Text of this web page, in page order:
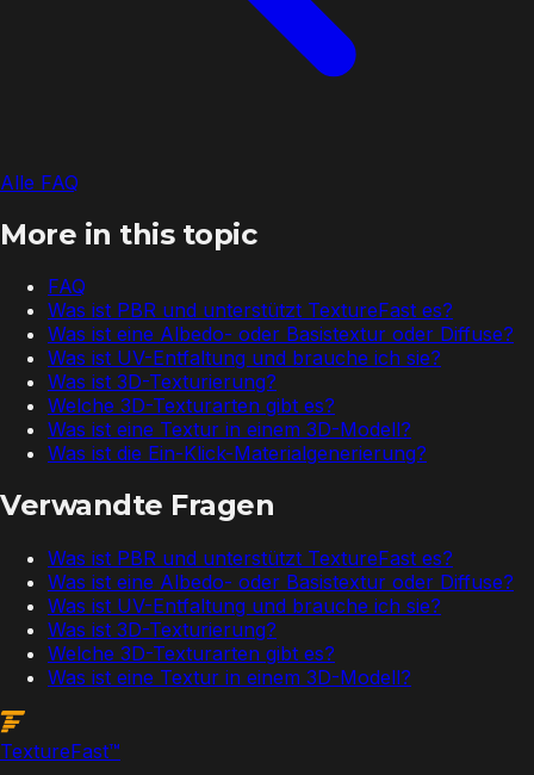
Alle FAQ
More in this topic
FAQ
Was ist PBR und unterstützt TextureFast es?
Was ist eine Albedo- oder Basistextur oder Diffuse?
Was ist UV-Entfaltung und brauche ich sie?
Was ist 3D-Texturierung?
Welche 3D-Texturarten gibt es?
Was ist eine Textur in einem 3D-Modell?
Was ist die Ein-Klick-Materialgenerierung?
Verwandte Fragen
Was ist PBR und unterstützt TextureFast es?
Was ist eine Albedo- oder Basistextur oder Diffuse?
Was ist UV-Entfaltung und brauche ich sie?
Was ist 3D-Texturierung?
Welche 3D-Texturarten gibt es?
Was ist eine Textur in einem 3D-Modell?
TextureFast™